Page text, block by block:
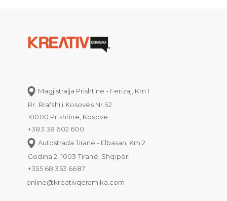
Magjistralja Prishtinë - Ferizaj, Km 1
Rr. Rrafshi i Kosovës Nr.52
10000 Prishtinë, Kosovë
+383 38 602 600
Autostrada Tiranë - Elbasan, Km 2
Godina 2, 1003 Tiranë, Shqipëri
+355 68 353 6687
online@kreativqeramika.com